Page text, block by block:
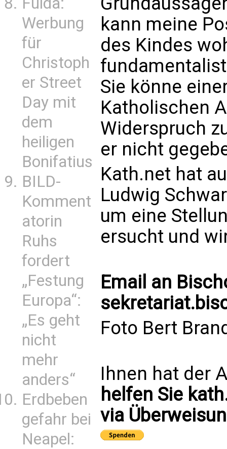
Werbung
für
Christoph
er Street
Day mit
dem
heiligen
Bonifatius
BILD-
Komment
atorin
Ruhs
fordert
„Festung
Europa“:
„Es geht
nicht
mehr
anders“
Erdbeben
gefahr bei
Neapel:
kann meine
des Kindes
Sie könne
Katholischen
Widerspruch
er nicht
Kath.net hat
Ludwig
um eine
ersucht und
Email an
Foto Bert
Ihnen hat der
helfen Sie
via